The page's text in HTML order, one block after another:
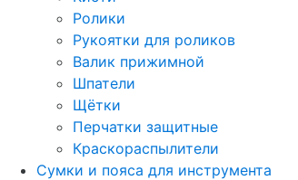
Ролики
Рукоятки для роликов
Валик прижимной
Шпатели
Щётки
Перчатки защитные
Краскораспылители
Сумки и пояса для инструмента